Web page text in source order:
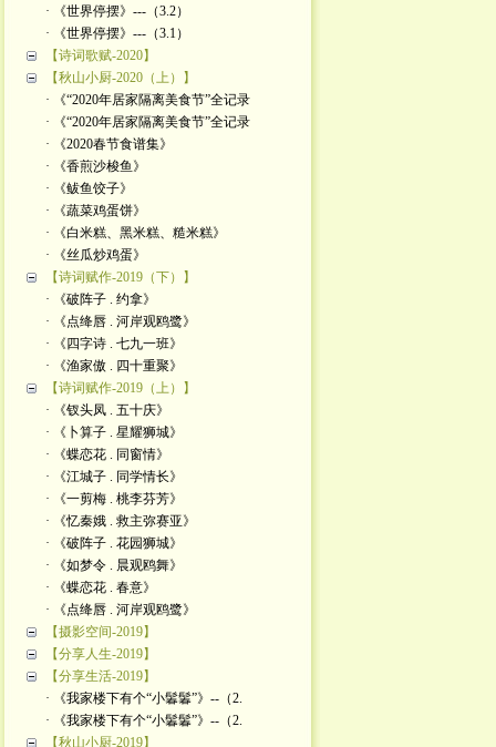
· 《世界停摆》---（3.2）
· 《世界停摆》---（3.1）
【诗词歌赋-2020】
【秋山小厨-2020（上）】
· 《“2020年居家隔离美食节”全记录
· 《“2020年居家隔离美食节”全记录
· 《2020春节食谱集》
· 《香煎沙梭鱼》
· 《鲅鱼饺子》
· 《蔬菜鸡蛋饼》
· 《白米糕、黑米糕、糙米糕》
· 《丝瓜炒鸡蛋》
【诗词赋作-2019（下）】
· 《破阵子 . 约拿》
· 《点绛唇 . 河岸观鸥鹭》
· 《四字诗 . 七九一班》
· 《渔家傲 . 四十重聚》
【诗词赋作-2019（上）】
· 《钗头凤 . 五十庆》
· 《卜算子 . 星耀狮城》
· 《蝶恋花 . 同窗情》
· 《江城子 . 同学情长》
· 《一剪梅 . 桃李芬芳》
· 《忆秦娥 . 救主弥赛亚》
· 《破阵子 . 花园狮城》
· 《如梦令 . 晨观鸥舞》
· 《蝶恋花 . 春意》
· 《点绛唇 . 河岸观鸥鹭》
【摄影空间-2019】
【分享人生-2019】
【分享生活-2019】
· 《我家楼下有个“小鬊鬊”》--（2.
· 《我家楼下有个“小鬊鬊”》--（2.
【秋山小厨-2019】